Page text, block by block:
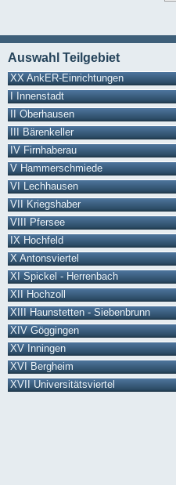
Auswahl Teilgebiet
XX AnkER-Einrichtungen
I Innenstadt
II Oberhausen
III Bärenkeller
IV Firnhaberau
V Hammerschmiede
VI Lechhausen
VII Kriegshaber
VIII Pfersee
IX Hochfeld
X Antonsviertel
XI Spickel - Herrenbach
XII Hochzoll
XIII Haunstetten - Siebenbrunn
XIV Göggingen
XV Inningen
XVI Bergheim
XVII Universitätsviertel